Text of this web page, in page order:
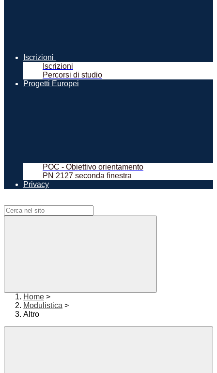
Iscrizioni
Iscrizioni
Percorsi di studio
Progetti Europei
POC - Obiettivo orientamento
PN 2127 seconda finestra
Privacy
Home >
Modulistica >
Altro